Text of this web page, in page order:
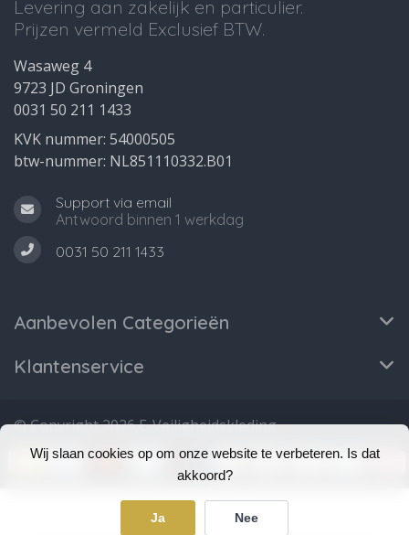
Wij slaan cookies op om onze website te verbeteren. Is dat
akkoord?
Ja Nee
Levering aan zakelijk en particulier.
Prijzen vermeld Exclusief BTW.
Wasaweg 4
9723 JD Groningen
0031 50 211 1433
KVK nummer: 54000505
btw-nummer: NL851110332.B01
Support via email
Antwoord binnen 1 werkdag
0031 50 211 1433
Aanbevolen Categorieën
Klantenservice
© Copyright 2026 E-Veiligheidskleding